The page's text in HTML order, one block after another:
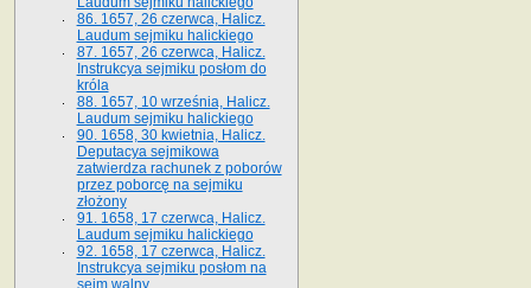
86. 1657, 26 czerwca, Halicz.
Laudum sejmiku halickiego
87. 1657, 26 czerwca, Halicz.
Instrukcya sejmiku posłom do
króla
88. 1657, 10 września, Halicz.
Laudum sejmiku halickiego
90. 1658, 30 kwietnia, Halicz.
Deputacya sejmikowa
zatwierdza rachunek z poborów
przez poborcę na sejmiku
złożony
91. 1658, 17 czerwca, Halicz.
Laudum sejmiku halickiego
92. 1658, 17 czerwca, Halicz.
Instrukcya sejmiku posłom na
sejm walny